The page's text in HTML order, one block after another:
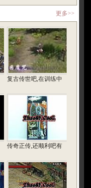
更多>>
复古传世吧,在训练中
传奇正传,还顺利吧有